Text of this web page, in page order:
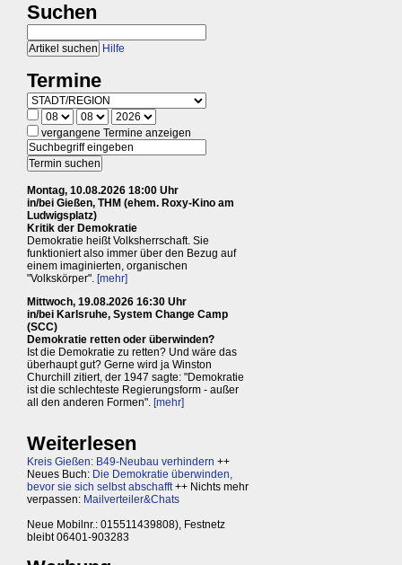
Suchen
Hilfe
Termine
vergangene Termine anzeigen
Montag, 10.08.2026 18:00 Uhr
in/bei Gießen, THM (ehem. Roxy-Kino am
Ludwigsplatz)
Kritik der Demokratie
Demokratie heißt Volksherrschaft. Sie
funktioniert also immer über den Bezug auf
einem imaginierten, organischen
"Volkskörper". [mehr]
Mittwoch, 19.08.2026 16:30 Uhr
in/bei Karlsruhe, System Change Camp
(SCC)
Demokratie retten oder überwinden?
Ist die Demokratie zu retten? Und wäre das
überhaupt gut? Gerne wird ja Winston
Churchill zitiert, der 1947 sagte: "Demokratie
ist die schlechteste Regierungsform - außer
all den anderen Formen". [mehr]
Weiterlesen
Kreis Gießen: B49-Neubau verhindern ++
Neues Buch: Die Demokratie überwinden,
bevor sie sich selbst abschafft++ Nichts mehr
verpassen: Mailverteiler&Chats
Neue Mobilnr.: 015511439808), Festnetz
bleibt 06401-903283